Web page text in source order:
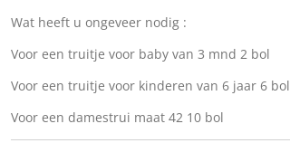
Wat heeft u ongeveer nodig :
Voor een truitje voor baby van 3 mnd 2 bol
Voor een truitje voor kinderen van 6 jaar 6 bol
Voor een damestrui maat 42 10 bol